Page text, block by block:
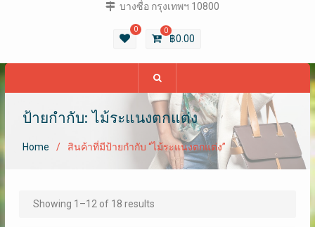
บางซื่อ กรุงเทพฯ 10800
0 0
฿0.00
ป้ายกำกับ: ไม้ระแนงตกแต่ง
Home สินค้าที่มีป้ายกำกับ “ไม้ระแนงตกแต่ง”
Showing 1–12 of 18 results